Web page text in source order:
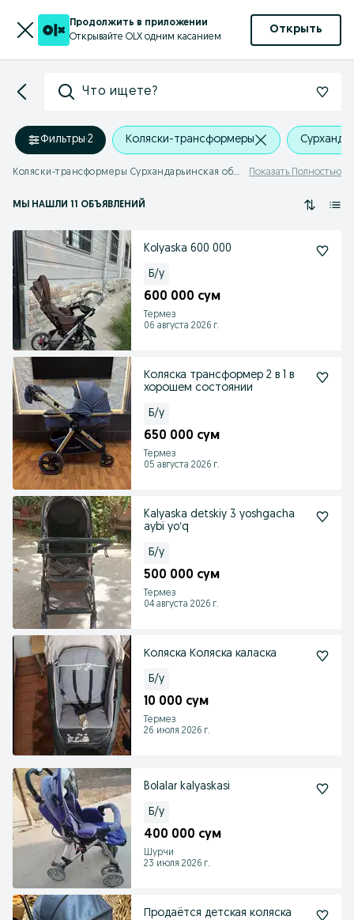
Продолжить в приложении
Открывайте OLX одним касанием
Открыть
Что ищете?
Фильтры·2 Коляски-трансформеры
Коляски-трансформеры Сурхандарьинская область Показать Полностью
МЫ НАШЛИ 11 ОБЪЯВЛЕНИЙ
Kolyaska 600 000
Б/у
600 000 сум
Термез
06 августа 2026 г.
Коляска трансформер 2 в 1 в
хорошем состоянии
Б/у
650 000 сум
Термез
05 августа 2026 г.
Kalyaska detskiy 3 yoshgacha
aybi yoʻq
Б/у
500 000 сум
Термез
04 августа 2026 г.
Коляска Коляска каласка
Б/у
10 000 сум
Термез
26 июля 2026 г.
Bolalar kalyaskasi
Б/у
400 000 сум
Шурчи
23 июля 2026 г.
Продаëтся детская коляска